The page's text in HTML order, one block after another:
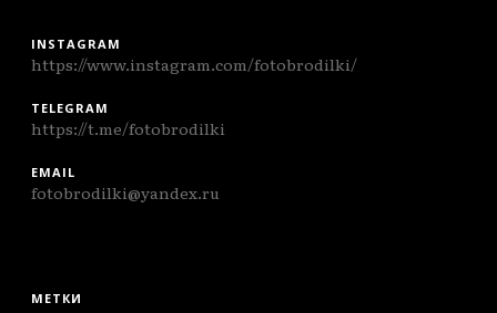
INSTAGRAM
https://www.instagram.com/fotobrodilki/
TELEGRAM
https://t.me/fotobrodilki
EMAIL
fotobrodilki@yandex.ru
МЕТКИ